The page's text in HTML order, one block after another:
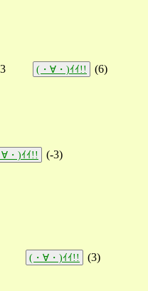
(・∀・)ｲｲ!! (6)
・)ｲｲ!! (-3)
(・∀・)ｲｲ!! (3)